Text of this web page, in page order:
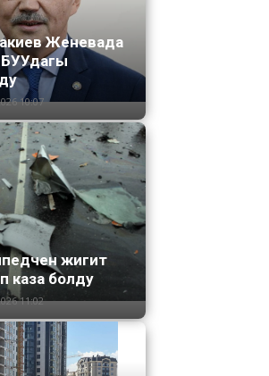
Женевада
10:07
жигит
каза болду
11:02